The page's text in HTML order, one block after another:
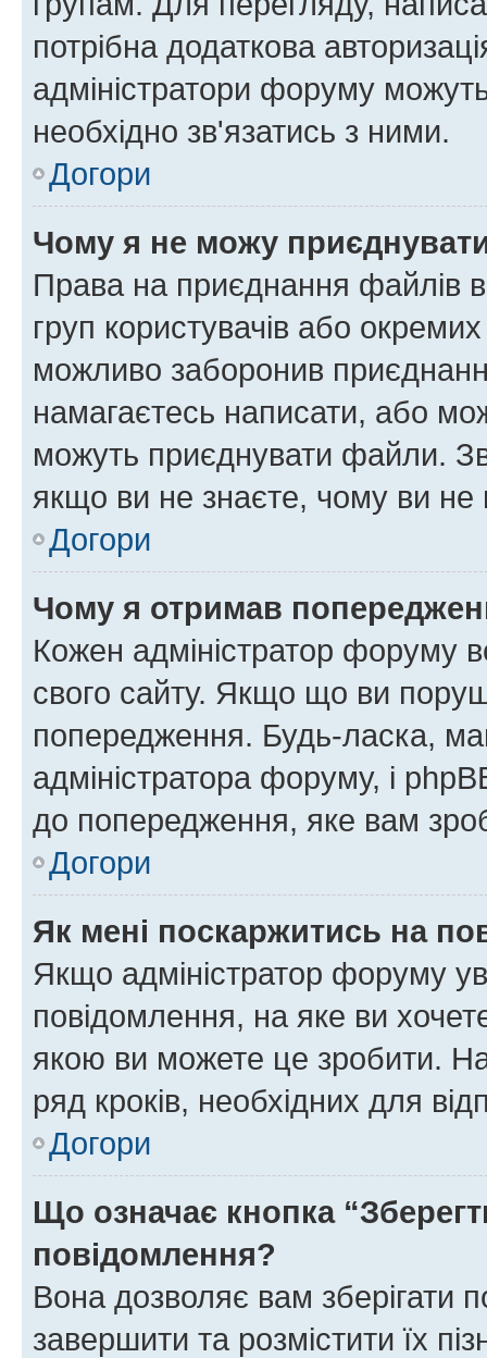
потрібна додаткова
адміністратори форуму
необхідно зв'язатись з ними.
Догори
Чому я не можу
Права на приєднання файлів
груп користувачів або
можливо заборонив
намагаєтесь написати, або
можуть приєднувати файли.
якщо ви не знаєте, чому ви
Догори
Чому я отримав
Кожен адміністратор форуму
свого сайту. Якщо що ви
попередження. Будь-ласка,
адміністратора форуму, і
до попередження, яке вам
Догори
Як мені поскаржитись на
Якщо адміністратор форуму
повідомлення, на яке ви
якою ви можете це зробити.
ряд кроків, необхідних для
Догори
Що означає кнопка
повідомлення?
Вона дозволяє вам зберігати
завершити та розмістити їх